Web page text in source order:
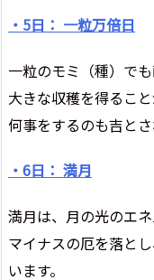
・5日： 一粒万倍日
一粒のモミ（種）で
大きな収穫を得るこ
何事をするのも吉と
・6日： 満月
満月は、月の光のエ
マイナスの厄を落と
います。